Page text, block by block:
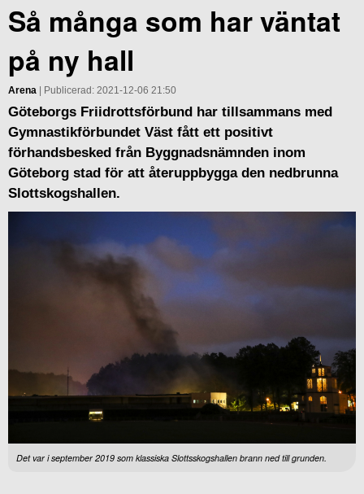
Så många som har väntat
på ny hall
Arena | Publicerad: 2021-12-06 21:50
Göteborgs Friidrottsförbund har tillsammans med
Gymnastikförbundet Väst fått ett positivt
förhandsbesked från Byggnadsnämnden inom
Göteborg stad för att återuppbygga den nedbrunna
Slottskogshallen.
Det var i september 2019 som klassiska Slottsskogshallen brann ned till grunden.